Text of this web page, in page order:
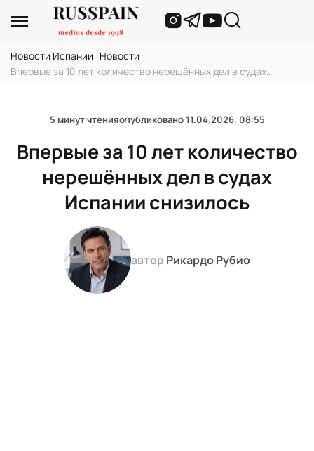
Новости Испании Новости
Впервые за 10 лет количество нерешённых дел в судах
5 минут чтенияопубликовано11.04.2026, 08:55
Впервые за 10 лет количество
нерешённых дел в судах
Испании снизилось
автор Рикардо Рубио